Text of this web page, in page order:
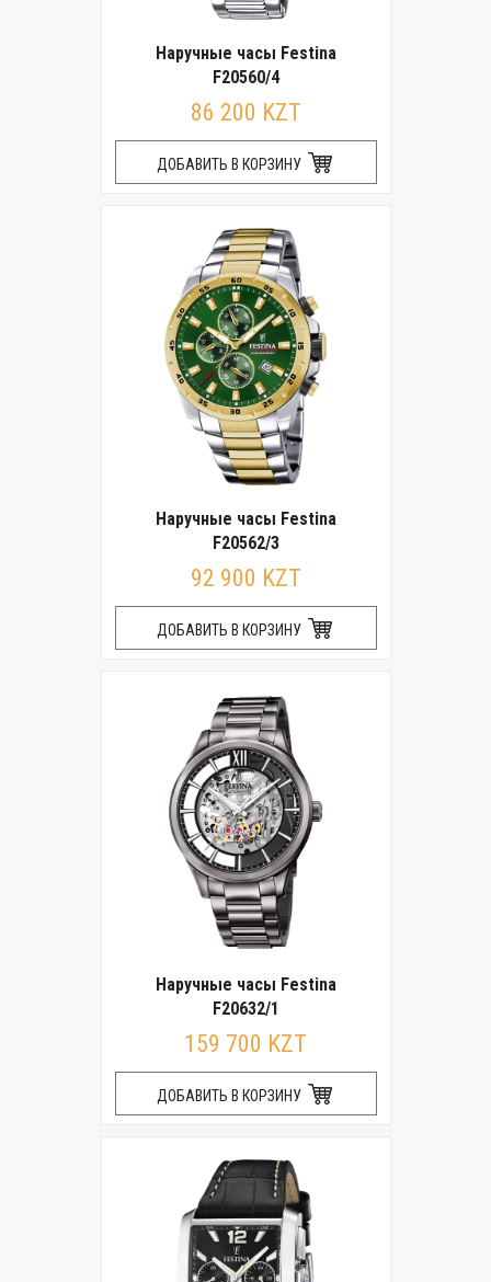
Наручные часы Festina
F20560/4
86 200 KZT
ДОБАВИТЬ В КОРЗИНУ
Наручные часы Festina
F20562/3
92 900 KZT
ДОБАВИТЬ В КОРЗИНУ
Наручные часы Festina
F20632/1
159 700 KZT
ДОБАВИТЬ В КОРЗИНУ